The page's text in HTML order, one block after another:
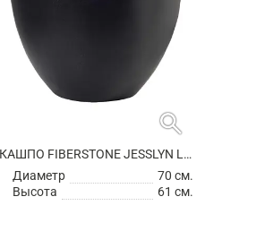
search
КАШПО FIBERSTONE JESSLYN L BLACK
Диаметр
70 см.
Высота
61 см.